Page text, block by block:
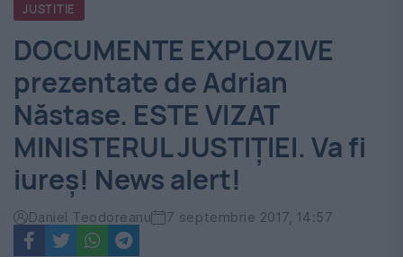
România
-
Evenimentul
Zilei
JUSTITIE
DOCUMENTE EXPLOZIVE
prezentate de Adrian
Năstase. ESTE VIZAT
MINISTERUL JUSTIŢIEI. Va fi
iureş! News alert!
Daniel Teodoreanu 7 septembrie 2017, 14:57